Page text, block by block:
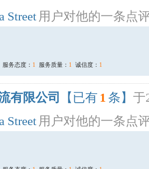
Street 用户对他的一条点
服务态度： 1 服务质量： 1 诚信度： 1
有限公司 【已有 1 条】 于
Street 用户对他的一条点